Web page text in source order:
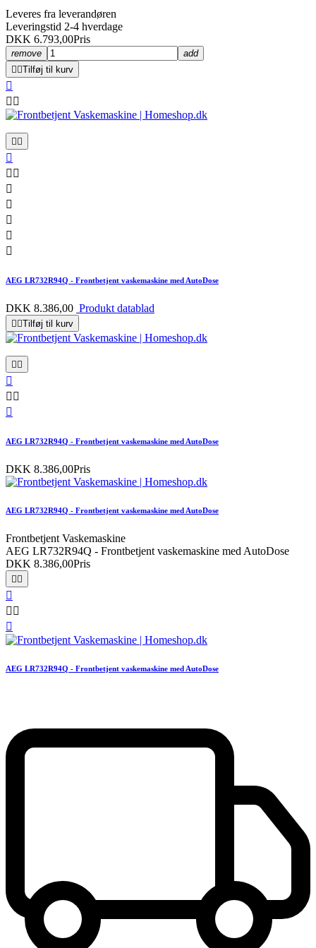
Leveres fra leverandøren
Leveringstid 2-4 hverdage
DKK 6.793,00Pris
remove
add
 Tilføj til kurv

 
 

 





AEG LR732R94Q - Frontbetjent vaskemaskine med AutoDose
DKK 8.386,00 Produkt datablad
Tilføj til kurv


 

AEG LR732R94Q - Frontbetjent vaskemaskine med AutoDose
DKK 8.386,00Pris
AEG LR732R94Q - Frontbetjent vaskemaskine med AutoDose
Frontbetjent Vaskemaskine
AEG LR732R94Q - Frontbetjent vaskemaskine med AutoDose
DKK 8.386,00Pris


 

AEG LR732R94Q - Frontbetjent vaskemaskine med AutoDose